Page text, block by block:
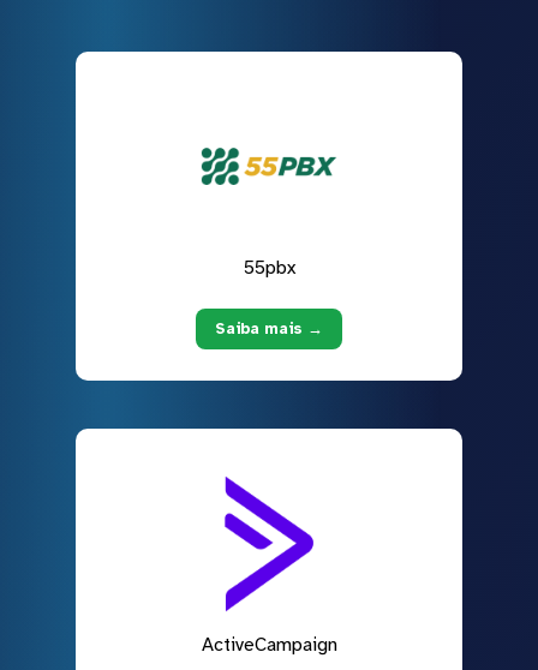
55pbx
Saiba mais →
ActiveCampaign